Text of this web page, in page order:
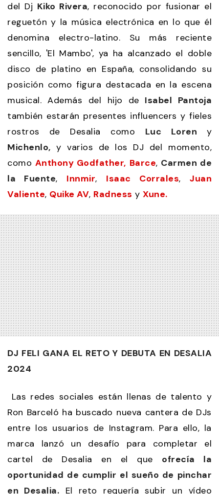
del Dj Kiko Rivera, reconocido por fusionar el
reguetón y la música electrónica en lo que él
denomina electro-latino. Su más reciente
sencillo, 'El Mambo', ya ha alcanzado el doble
disco de platino en España, consolidando su
posición como figura destacada en la escena
musical. Además del hijo de Isabel Pantoja
también estarán presentes influencers y fieles
rostros de Desalia como Luc Loren y
Michenlo, y varios de los DJ del momento,
como Anthony Godfather, Barce, Carmen de
la Fuente, Innmir, Isaac Corrales,Juan
Valiente, Quike AV, Radness y Xune.
DJ FELI GANA EL RETO Y DEBUTA EN DESALIA
2024
Las redes sociales están llenas de talento y
Ron Barceló ha buscado nueva cantera de DJs
entre los usuarios de Instagram. Para ello, la
marca lanzó un desafío para completar el
cartel de Desalia en el que ofrecía la
oportunidad de cumplir el sueño de pinchar
en Desalia. El reto requería subir un vídeo